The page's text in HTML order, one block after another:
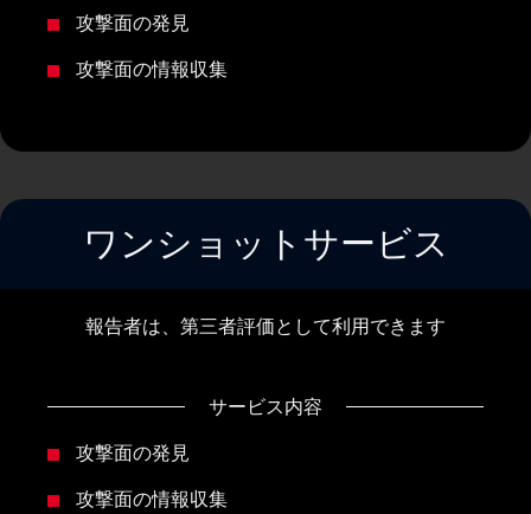
攻撃面の発見
攻撃面の情報収集
ワンショットサービス
報告者は、第三者評価として利用できます
サービス内容
攻撃面の発見
攻撃面の情報収集